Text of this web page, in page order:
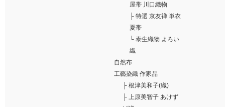
屋帯 川口織物
├ 特選 京友禅 単衣
夏帯
└ 泰生織物 よろい
織
自然布
工藝染織 作家品
├ 根津美和子(織)
├
上原美智子 あけず